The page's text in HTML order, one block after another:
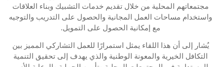
مجتمعاتهم المحلية من خلال تقديم خدمات التشبيك وبناء العلاقات
واستخدام مساحات العمل المجانية والحصول على التدريب والتوجيه
مع إمكانية الحصول على التمويل.
يُشار إلى أن هذا اللقاء يمثل استمرارًا للعمل التشاركي المميز بين
التكافل الخيرية والمعونة الوطنية والذي يهدف إلى تحقيق التنمية